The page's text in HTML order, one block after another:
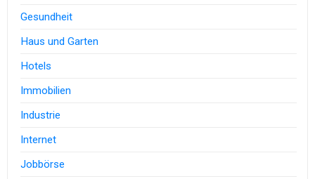
Gesundheit
Haus und Garten
Hotels
Immobilien
Industrie
Internet
Jobbörse